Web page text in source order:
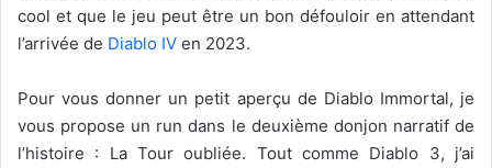
cool et que le jeu peut être un bon défouloir en attendant
l’arrivée de Diablo IV en 2023.
Pour vous donner un petit aperçu de Diablo Immortal, je
vous propose un run dans le deuxième donjon narratif de
l’histoire : La Tour oubliée. Tout comme Diablo 3, j’ai